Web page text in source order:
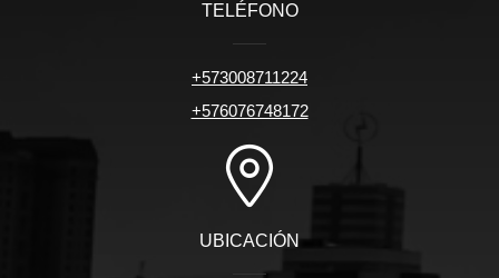
TELÉFONO
+573008711224
+576076748172
UBICACIÓN